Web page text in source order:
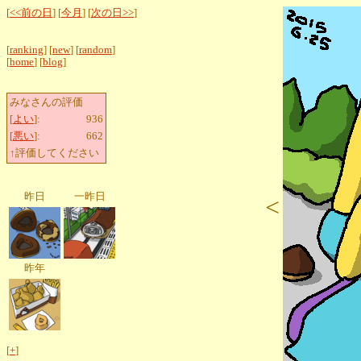
[<<前の日 ] [今月 ] [次の日>>]
[ranking] [new] [random]
[home] [blog]
みなさんの評価
[よい]:
936
[悪い]:
662
↑評価してください
昨日 一昨日
昨年
[+]
<